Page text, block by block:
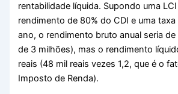
rentabilidade líquida. Supondo uma
rendimento de 80% do CDI e uma taxa
ano, o rendimento bruto anual seria de
de 3 milhões), mas o rendimento
reais (48 mil reais vezes 1,2, que é o
Imposto de Renda).